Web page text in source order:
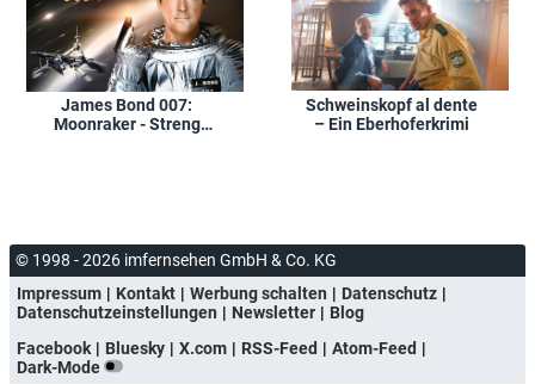
James Bond 007:
Moonraker - Streng
Schweinskopf al dente
– Ein Eberhoferkrimi
© 1998 - 2026 imfernsehen GmbH & Co. KG
Impressum
Kontakt Werbung schalten
Datenschutz
Datenschutzeinstellungen
Newsletter
Blog
Facebook
Bluesky X.com RSS-Feed
Atom-Feed
Dark-Mode